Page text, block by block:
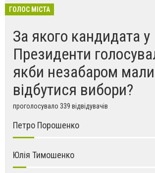
ГОЛОС МІСТА
За якого кандидата у
Президенти
якби незабаром мали
відбутися вибори?
проголосувало 339 відвідувачів
Петро Порошенко
Юлія Тимошенко